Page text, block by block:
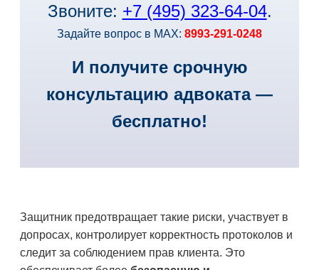
Звоните: +7 (495) 323-64-04.
Задайте вопрос в MAX: 8993-291-0248
И получите срочную
консультацию адвоката —
бесплатно!
Защитник предотвращает такие риски, участвует в
допросах, контролирует корректность протоколов и
следит за соблюдением прав клиента. Это